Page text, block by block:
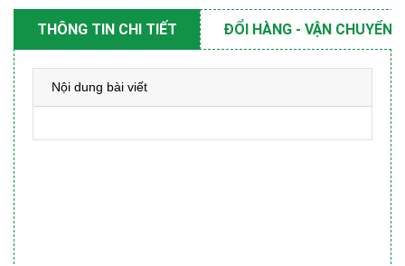
THÔNG TIN CHI TIẾT ĐỔI HÀNG - VẬN CHUYỂN
Nội dung bài viết